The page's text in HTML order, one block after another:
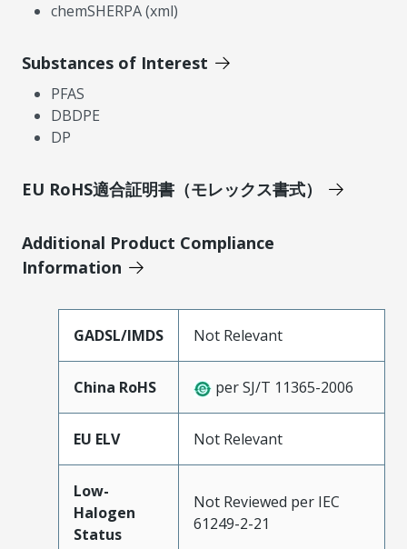
chemSHERPA (xml)
Substances of Interest
PFAS
DBDPE
DP
EU RoHS適合証明書（モレックス書式）
Additional Product Compliance
Information
GADSL/IMDS Not Relevant
China RoHS per SJ/T 11365-2006
EU ELV Not Relevant
Low-
Halogen
Status
Not Reviewed per IEC
61249-2-21